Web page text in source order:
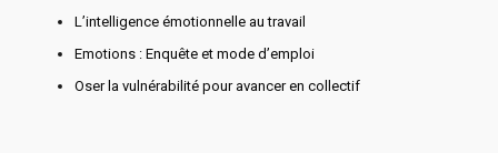
L’intelligence émotionnelle au travail
Emotions : Enquête et mode d’emploi
Oser la vulnérabilité pour avancer en collectif